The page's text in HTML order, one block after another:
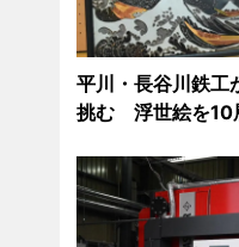
平川・長谷川鉄工
挑む 浮世絵を10